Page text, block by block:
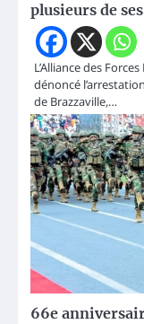
plusieurs de
L’Alliance des
dénoncé
de Brazzaville,…
66e